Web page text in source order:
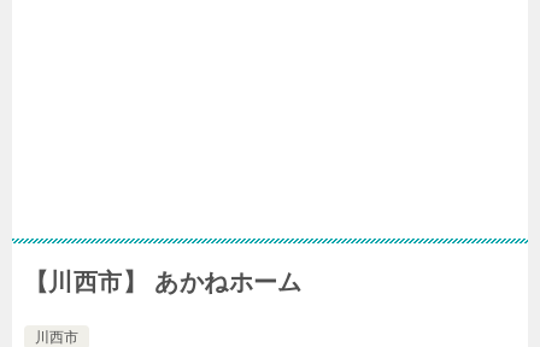
【川西市】 あかねホーム
川西市